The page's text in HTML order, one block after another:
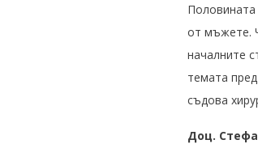
от мъжете.
началните
темата
съдова
Доц.